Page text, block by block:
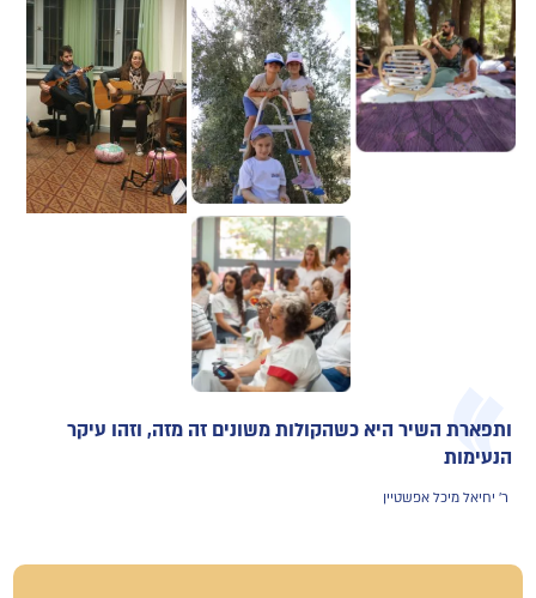
ותפארת השיר היא כשהקולות משונים זה מזה, וזהו עיקר
הנעימות
ר' יחיאל מיכל אפשטיין